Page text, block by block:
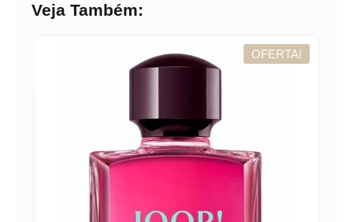
Veja Também:
OFERTA!